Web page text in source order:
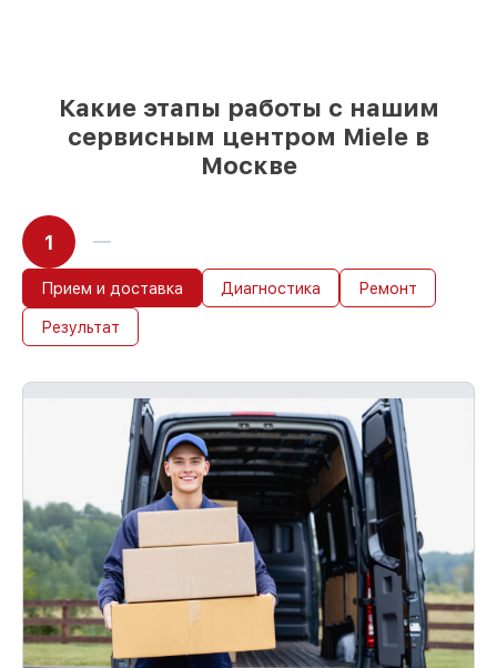
запросы
85%починок Miele выполняются в
течение пары часов, если мастер
начинает работу сразу
Какие этапы работы с нашим
сервисным центром Miele в
Москве
1
Прием и доставка Диагностика Ремонт
Результат